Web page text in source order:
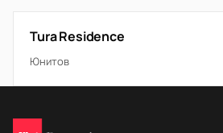
Tura Residence
Юнитов